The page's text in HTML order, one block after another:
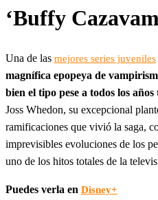
‘Buffy
Una de las mejores series juveniles
magnífica epopeya de
bien el tipo pese a todos los
Joss Whedon, su excepcional
ramificaciones que vivió la saga,
imprevisibles evoluciones de los
uno de los hitos totales de la
Puedes verla en Disney+